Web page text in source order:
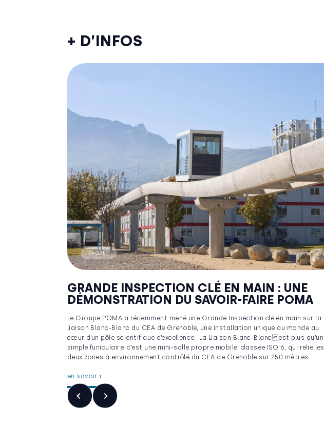
+ D’INFOS
PROJET
GRANDE INSPECTION CLÉ EN MAIN : UNE
DÉMONSTRATION DU SAVOIR-FAIRE POMA
Le Groupe POMA a récemment mené une Grande Inspection clé en main sur la
liaison Blanc-Blanc du CEA de Grenoble, une installation unique au monde au
cœur d’un pôle scientifique d’excellence. La Liaison Blanc-Blanc est plus qu’un
simple funiculaire, c’est une mini-salle propre mobile, classée ISO 6, qui relie les
deux zones à environnement contrôlé du CEA de Grenoble sur 250 mètres.
en savoir +